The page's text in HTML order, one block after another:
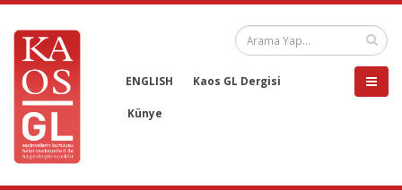
ENGLISH Kaos GL Dergisi
Künye